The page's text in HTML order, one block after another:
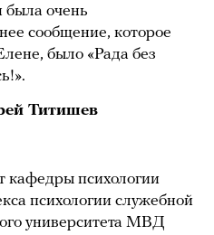
очень
сообщение, которое
было «Рада без
Титишев
кафедры психологии
психологии служебной
университета МВД